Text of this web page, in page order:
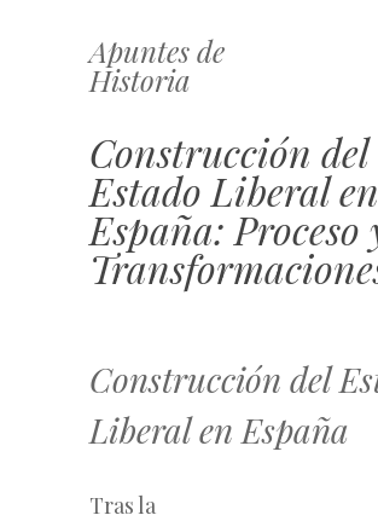
Apuntes de
Historia
Saltar
al
Construcción del
Estado Liberal en
España: Proceso
Construcción del
Liberal en España
Tras la